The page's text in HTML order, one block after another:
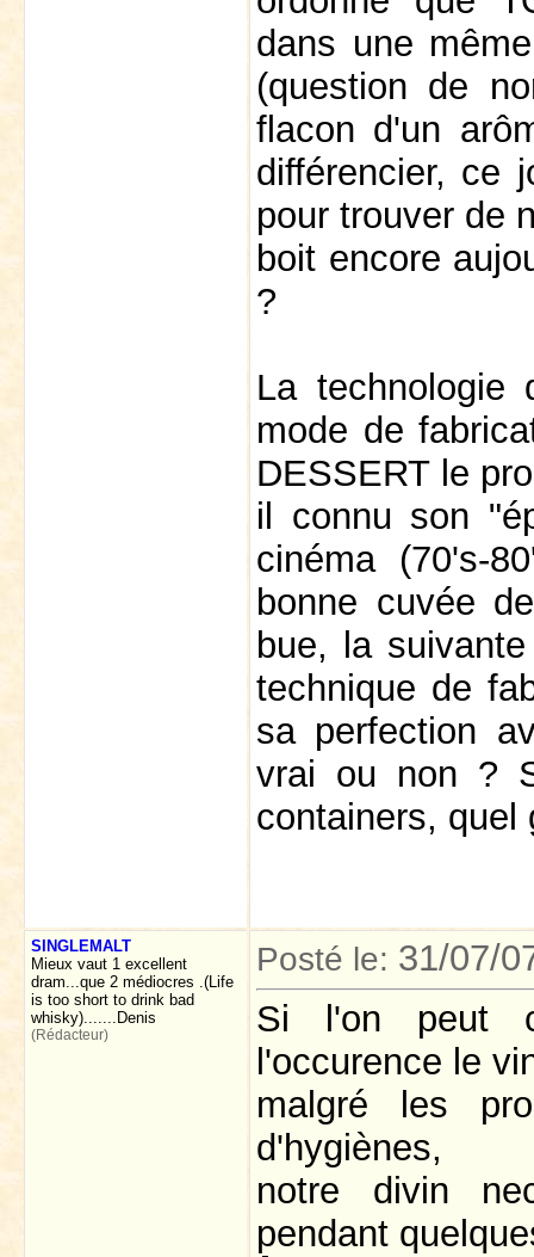
dans une
(question de
flacon d'un
différencier, ce
pour trouver de
boit encore
?
La technologie
mode de
DESSERT le
il connu son
cinéma (70's-
bonne cuvée
bue, la
technique de
sa perfection
vrai ou non ?
containers, quel
SINGLEMALT
Mieux vaut 1 excellent
dram...que 2 médiocres .(Life
is too short to drink bad
whisky).......Denis
(Rédacteur)
Posté le: 31/07/
Si l'on peut
l'occurence le
malgré les
d'hygiènes,
notre divin
pendant